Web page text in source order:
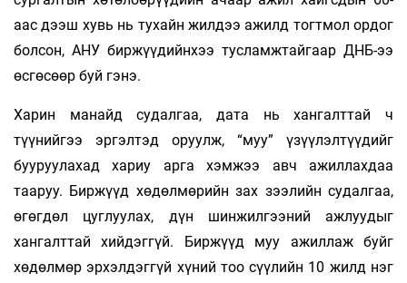
аас дээш хувь нь тухайн жил­дээ ажилд тогтмол ордог
бол­сон, АНУ бир­жүү­дийн­хээ тусламжтайгаар ДНБ-ээ
өс­гөсөөр буй гэнэ.
Харин манайд судалгаа, дата нь хан­галттай ч
түүнийгээ эргэлтэд оруулж, “муу” үзүү­лэл­түү­­дийг
бууруулахад хариу арга хэмжээ авч ажил­­лахдаа
тааруу. Биржүүд хөдөлмөрийн зах зээ­лийн судалгаа,
өгөгдөл цуглуулах, дүн шин­жил­гээний ажлуудыг
хангалттай хий­дэг­гүй. Бир­жүүд муу ажиллаж буйг
хөдөлмөр эр­хэл­­дэггүй хүний тоо сүүлийн 10 жилд нэг